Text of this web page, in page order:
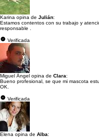
Karina opina de Julián:
Estamos contentos con su trabajo y
responsable .
Verificada
Miguel Ángel opina de Clara:
Bueno profesional, se que mi mascota
OK.
Verificada
Elena opina de Alba: